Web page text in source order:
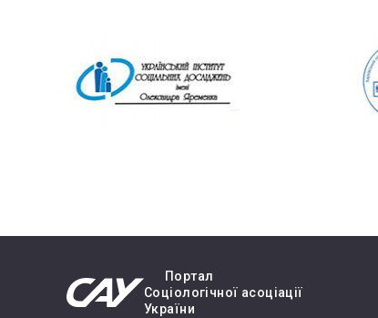
Портал
Cоціологічної асоціації
України